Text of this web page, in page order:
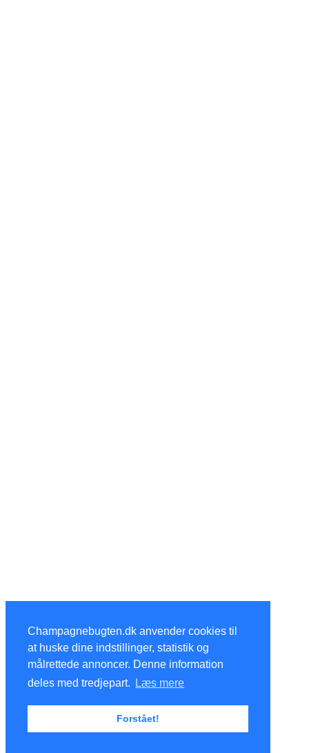
Champagnebugten.dk anvender cookies til
at huske dine indstillinger, statistik og
målrettede annoncer. Denne information
deles med tredjepart.
Læs mere
Forstået!